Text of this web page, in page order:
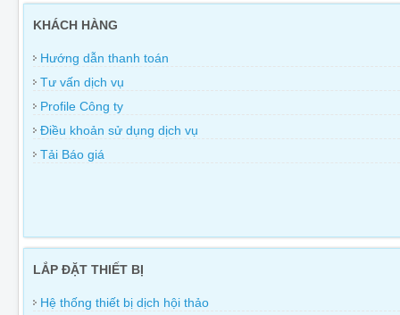
KHÁCH HÀNG
Hướng dẫn thanh toán
Tư vấn dịch vụ
Profile Công ty
Điều khoản sử dụng dịch vụ
Tải Báo giá
LẮP ĐẶT THIẾT BỊ
Hệ thống thiết bị dịch hội thảo